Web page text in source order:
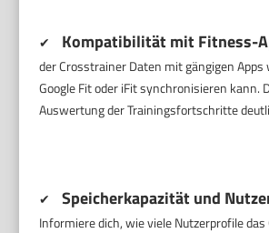
✔ Kompatibilität mit Fitness-
der Crosstrainer Daten mit gängigen Apps
Google Fit oder iFit synchronisieren kann.
Auswertung der Trainingsfortschritte
✔ Speicherkapazität und
Informiere dich, wie viele Nutzerprofile